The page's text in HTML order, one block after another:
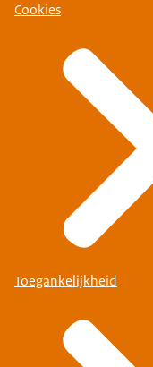
Cookies
Toegankelijkheid